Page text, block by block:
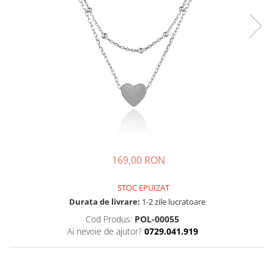
169,00 RON
STOC EPUIZAT
Durata de livrare: 1-2 zile lucratoare
Cod Produs: POL-00055
Ai nevoie de ajutor? 0729.041.919